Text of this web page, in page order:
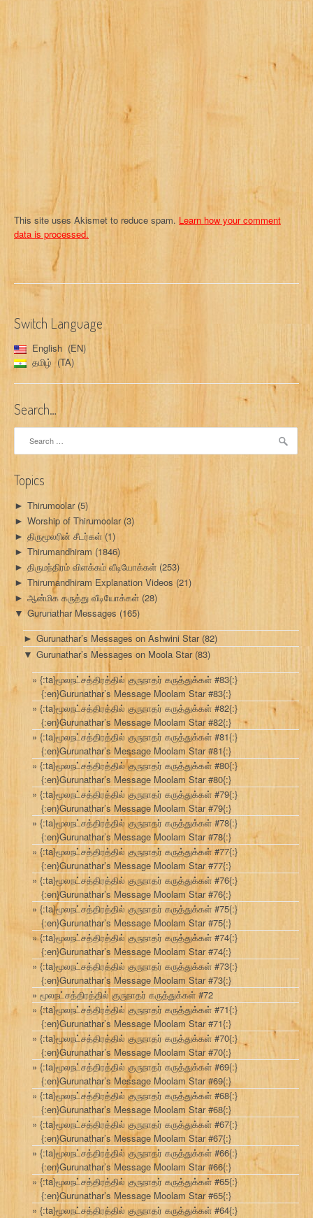
t
This site uses Akismet to reduce spam. Learn how your comment
data is processed.
Switch Language
English
EN
தமிழ்
TA
Search…
Topics
► Thirumoolar(5)
► Worship of Thirumoolar(3)
► திருமூலரின் சீடர்கள் (1)
► Thirumandhiram (1846)
► திருமந்திரம் விளக்கம் வீடியோக்கள் (253)
► Thirumandhiram Explanation Videos (21)
► ஆன்மிக கருத்து வீடியோக்கள் (28)
▼ Gurunathar Messages (165)
► Gurunathar’s Messages on Ashwini Star(82)
▼ Gurunathar’s Messages on Moola Star(83)
{:ta}மூலநட்சத்திரத்தில் குருநாதர் கருத்துக்கள் #83{:}
{:en}Gurunathar’s Message Moolam Star #83{:}
{:ta}மூலநட்சத்திரத்தில் குருநாதர் கருத்துக்கள் #82{:}
{:en}Gurunathar’s Message Moolam Star #82{:}
{:ta}மூலநட்சத்திரத்தில் குருநாதர் கருத்துக்கள் #81{:}
{:en}Gurunathar’s Message Moolam Star #81{:}
{:ta}மூலநட்சத்திரத்தில் குருநாதர் கருத்துக்கள் #80{:}
{:en}Gurunathar’s Message Moolam Star #80{:}
{:ta}மூலநட்சத்திரத்தில் குருநாதர் கருத்துக்கள் #79{:}
{:en}Gurunathar’s Message Moolam Star #79{:}
{:ta}மூலநட்சத்திரத்தில் குருநாதர் கருத்துக்கள் #78{:}
{:en}Gurunathar’s Message Moolam Star #78{:}
{:ta}மூலநட்சத்திரத்தில் குருநாதர் கருத்துக்கள் #77{:}
{:en}Gurunathar’s Message Moolam Star #77{:}
{:ta}மூலநட்சத்திரத்தில் குருநாதர் கருத்துக்கள் #76{:}
{:en}Gurunathar’s Message Moolam Star #76{:}
{:ta}மூலநட்சத்திரத்தில் குருநாதர் கருத்துக்கள் #75{:}
{:en}Gurunathar’s Message Moolam Star #75{:}
{:ta}மூலநட்சத்திரத்தில் குருநாதர் கருத்துக்கள் #74{:}
{:en}Gurunathar’s Message Moolam Star #74{:}
{:ta}மூலநட்சத்திரத்தில் குருநாதர் கருத்துக்கள் #73{:}
{:en}Gurunathar’s Message Moolam Star #73{:}
மூலநட்சத்திரத்தில் குருநாதர் கருத்துக்கள் #72
{:ta}மூலநட்சத்திரத்தில் குருநாதர் கருத்துக்கள் #71{:}
{:en}Gurunathar’s Message Moolam Star #71{:}
{:ta}மூலநட்சத்திரத்தில் குருநாதர் கருத்துக்கள் #70{:}
{:en}Gurunathar’s Message Moolam Star #70{:}
{:ta}மூலநட்சத்திரத்தில் குருநாதர் கருத்துக்கள் #69{:}
{:en}Gurunathar’s Message Moolam Star #69{:}
{:ta}மூலநட்சத்திரத்தில் குருநாதர் கருத்துக்கள் #68{:}
{:en}Gurunathar’s Message Moolam Star #68{:}
{:ta}மூலநட்சத்திரத்தில் குருநாதர் கருத்துக்கள் #67{:}
{:en}Gurunathar’s Message Moolam Star #67{:}
{:ta}மூலநட்சத்திரத்தில் குருநாதர் கருத்துக்கள் #66{:}
{:en}Gurunathar’s Message Moolam Star #66{:}
{:ta}மூலநட்சத்திரத்தில் குருநாதர் கருத்துக்கள் #65{:}
{:en}Gurunathar’s Message Moolam Star #65{:}
{:ta}மூலநட்சத்திரத்தில் குருநாதர் கருத்துக்கள் #64{:}